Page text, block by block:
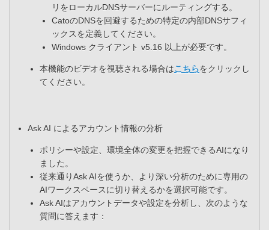
リをローカルDNSサーバーにルーティングする​。
CatoのDNSを回避するための特定の内部DNSサフィ
ックスを定義してください​。
Windows クライアント v5.16 以上が必要です​。
本機能のビデオを視聴される場合はこちらをクリックし
てください。
Ask AI によるアカウント情報の分析​
ポリシーや設定、環境全体の変更を把握できるAIになり
ました。​
従来通りAsk AIを使うか、より深い分析のために​専用の
AIワークスペースに切り替えるかを選択可能です。​
Ask AIはアカウントデータや設定を分析し、次のような
質問に答えます：​